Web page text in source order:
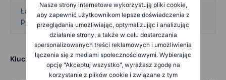
Nasze strony internetowe wykorzystują pliki cookie,
aby zapewnić użytkownikom lepsze doświadczenia z
przeglądania umożliwiając, optymalizując i analizując
działanie strony, a także w celu dostarczania
spersonalizowanych treści reklamowych i umożliwienia
łączenia się z mediami społecznościowymi. Wybierając
opcję "Akceptuj wszystko", wyrażasz zgodę na
korzystanie z plików cookie i związane z tym
Łączna stopa zwrotu BCOM oraz wkład
poszczególnych sektorów
Kluczowe wnioski: Potęga szerokiej ekspozycji